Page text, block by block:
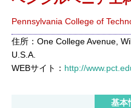
Pennsylvania College of
住所：One College Avenue,
U.S.A.
WEBサイト： http://
基本